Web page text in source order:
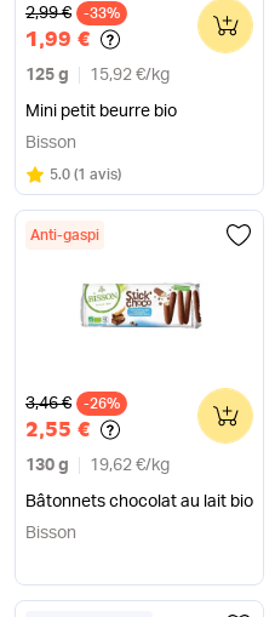
Ancien prix
2,99 € -33%
1,99 €
125 g 15,92 €/ kg
Mini petit beurre bio
0
Bisson
Note
5.0 sur 5
(1 avis)
Anti-gaspi
Ancien prix
3,46 € -26%
2,55 €
130 g 19,62 €/ kg
Bâtonnets chocolat au lait bio
0
Bisson